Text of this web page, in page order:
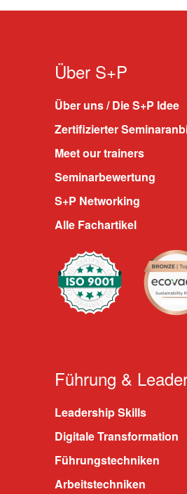
Über S+P
Über uns / Die S+P Idee
Zertifizierter
Meet our trainers
Seminarbewertung
S+P Networking
Alle Fachartikel
Führung &
Leadership Skills
Digitale Transformation
Führungstechniken
Arbeitstechniken